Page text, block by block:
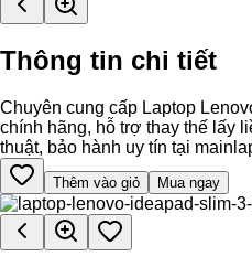
Thông tin chi tiết
Chuyên cung cấp Laptop
chính hãng, hỗ trợ thay thế lấy
thuật, bảo hành uy tín tại
Thêm vào giỏ Mua ngay